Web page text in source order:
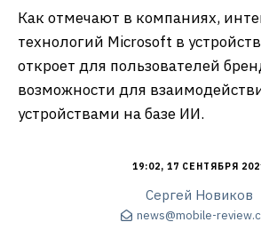
Как отмечают в компаниях,
технологий Microsoft в
откроет для пользователей
возможности для
устройствами на базе ИИ.
19:02, 17 СЕНТЯБРЯ
Сергей Новиков
news@mobile-